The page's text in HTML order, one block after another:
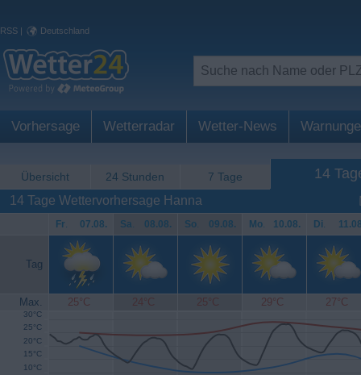
RSS | Deutschland
Vorhersage Wetterradar Wetter-News
Übersicht 24 Stunden 7 Tage 14
14 Tage Wettervorhersage Hanna
Fr. 07.08. Sa. 08.08. So. 09.08. Mo. 10.08. Di.
Tag
Max. 25°C 24°C 25°C 29°C 27°C
10°C
15°C
20°C
25°C
30°C